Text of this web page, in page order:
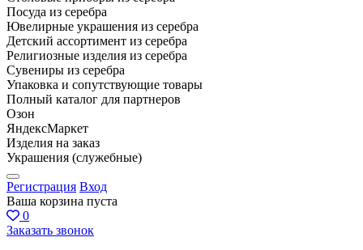
Посуда из серебра
Ювелирные украшения из серебра
Детский ассортимент из серебра
Религиозные изделия из серебра
Сувениры из серебра
Упаковка и сопутствующие товары
Полный каталог для партнеров
Озон
ЯндексМаркет
Изделия на заказ
Украшения (служебные)
Регистрация Вход
Ваша корзина пуста
0
Заказать звонок